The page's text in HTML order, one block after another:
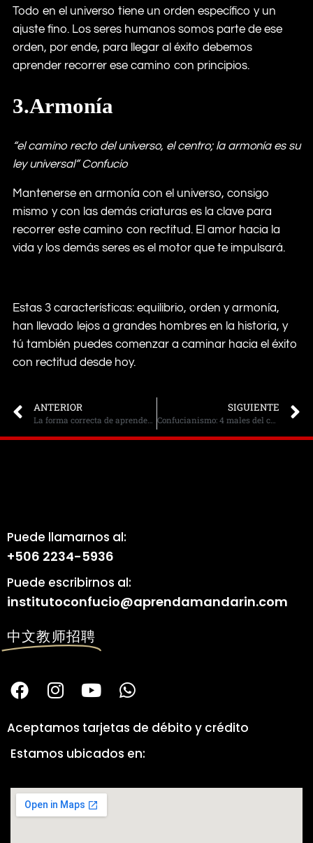
Todo en el universo tiene un orden específico y un
ajuste fino. Los seres humanos somos parte de ese
orden, por ende, para llegar al éxito debemos
aprender recorrer ese camino con principios.
3.Armonía
“el camino recto del universo, el centro; la armonía es su
ley universal” Confucio
Mantenerse en armonía con el universo, consigo
mismo y con las demás criaturas es la clave para
recorrer este camino con rectitud. El amor hacia la
vida y los demás seres es el motor que te impulsará.
Estas 3 características: equilibrio, orden y armonía,
han llevado lejos a grandes hombres en la historia, y
tú también puedes comenzar a caminar hacia el éxito
con rectitud desde hoy.
ANTERIOR SIGUIENTE
Confucianismo: 4 males del corazón humano – Blog
Puede llamarnos al:
+506 2234-5936
Puede escribirnos al:
institutoconfucio@aprendamandarin.com
中文教师招聘
Aceptamos tarjetas de débito y crédito
Estamos ubicados en: